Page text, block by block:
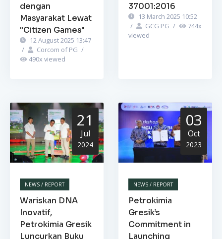
dengan
Masyarakat Lewat
"Citizen Games"
12 August 2025 13:47
/
Corcom of PG /
490x viewed
37001:2016
13 March 2025 10:52
/
GCG PG / 744x
viewed
21
Jul
2024
NEWS / REPORT
Wariskan DNA
Inovatif,
Petrokimia Gresik
Luncurkan Buku
03
Oct
2023
NEWS / REPORT
Petrokimia
Gresik’s
Commitment in
Launching